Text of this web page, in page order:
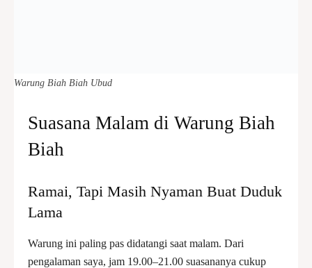
Warung Biah Biah Ubud
Suasana Malam di Warung Biah
Biah
Ramai, Tapi Masih Nyaman Buat Duduk
Lama
Warung ini paling pas didatangi saat malam. Dari
pengalaman saya, jam 19.00–21.00 suasananya cukup